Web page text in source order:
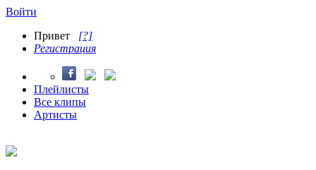
Войти
Привет [?]
Регистрация
Плейлисты
Все клипы
Артисты